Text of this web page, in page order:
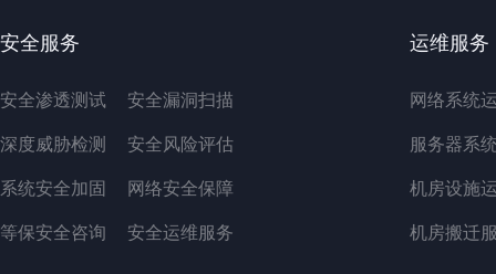
安全服务
安全渗透测试 安全漏洞扫描
深度威胁检测 安全风险评估
系统安全加固 网络安全保障
等保安全咨询 安全运维服务
运维服务
网络系统
服务器系
机房设施
机房搬迁